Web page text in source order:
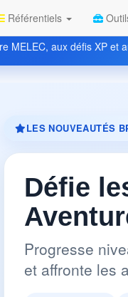
Référentiels
MELEC, aux défis XP et
LES NOUVEAUTÉS
Défie
Progresse
et affronte les